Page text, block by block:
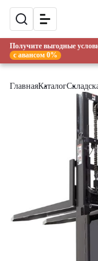
Получите выгодные
с авансом 0%
ГлавнаяКаталог